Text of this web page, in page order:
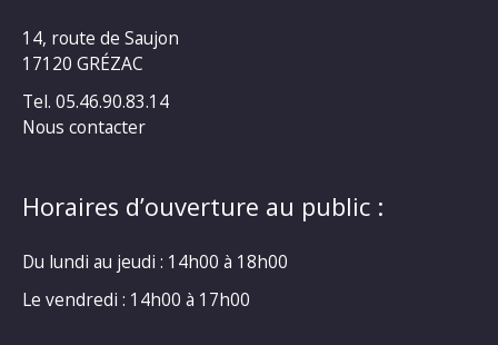
14, route de Saujon
17120 GRÉZAC
Tel. 05.46.90.83.14
Nous contacter
Horaires d’ouverture au public :
Du lundi au jeudi : 14h00 à 18h00
Le vendredi : 14h00 à 17h00